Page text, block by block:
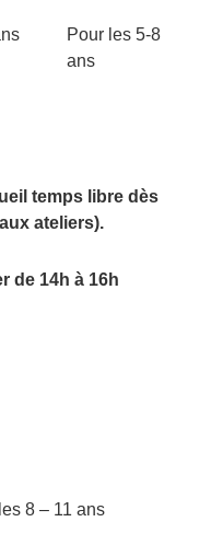
Pour les 5-8
ans
temps libre dès
ateliers).
de 14h à 16h
8 – 11 ans